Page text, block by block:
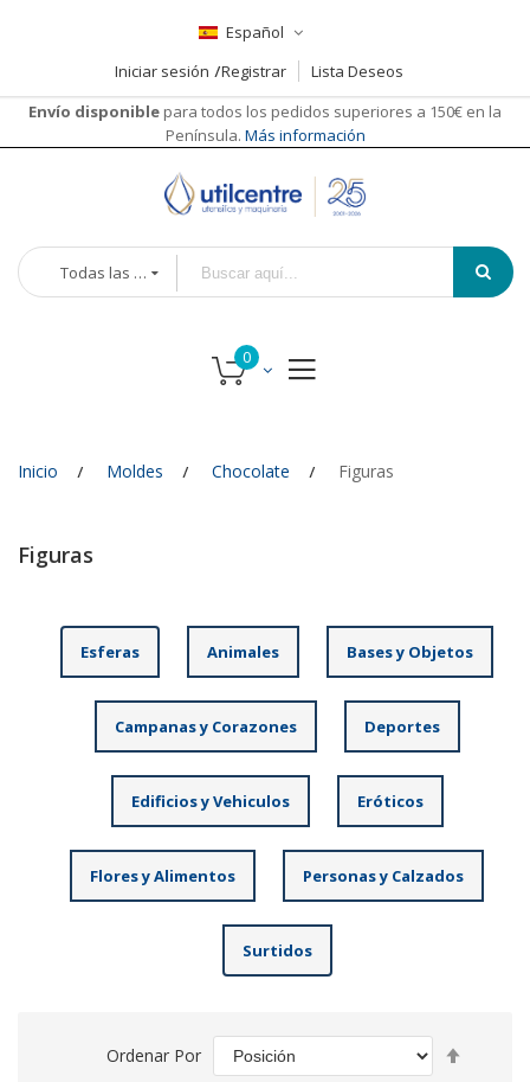
Español
Iniciar sesión
Registrar
Lista Deseos
Envío disponible para todos los pedidos superiores a 150€ en la
Península. Más información
Todas las categorías
Inicio Moldes Chocolate Figuras
Figuras
Esferas Animales Bases y Objetos
Campanas y Corazones Deportes
Edificios y Vehiculos Eróticos
Flores y Alimentos Personas y Calzados
Surtidos
Ordenar Por